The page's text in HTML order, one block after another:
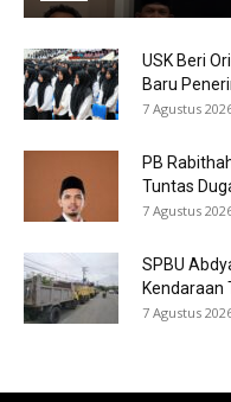
USK Beri
Baru
7 Agustus
PB
Tuntas
7 Agustus
SPBU
Kendaraan
7 Agustus